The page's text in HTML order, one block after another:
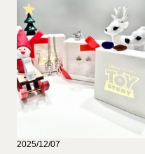
2025/12/07